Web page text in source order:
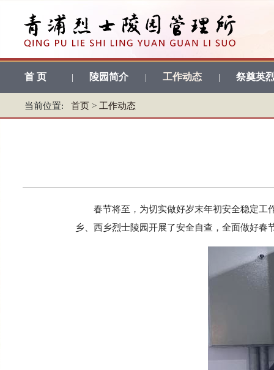
首 页 | 陵园简介 | 工作动态 | 祭奠英
当前位置: 首页 > 工作动态
春节将至，为切实做好岁末年初安全稳定工
乡、西乡烈士陵园开展了安全自查，全面做好春